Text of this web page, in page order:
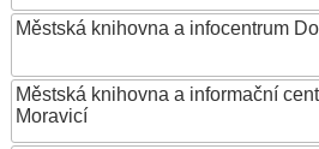
Městská knihovna a infocentrum
Městská knihovna a informační
Moravicí